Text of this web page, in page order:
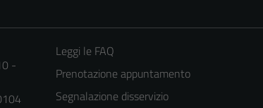
-
Leggi le FAQ
Prenotazione appuntamento
Segnalazione disservizio